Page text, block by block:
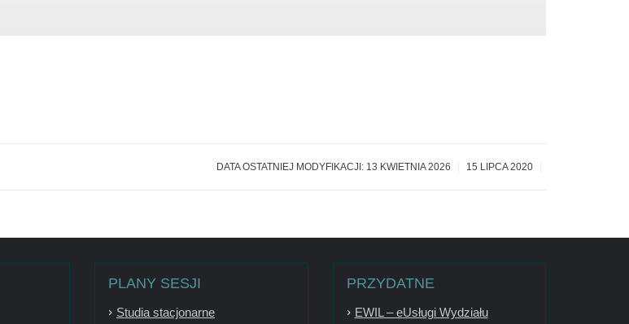
DATA OSTATNIEJ MODYFIKACJI: 13 KWIETNIA 2026 15 LIPCA 2020
PLANY SESJI
Studia stacjonarne
PRZYDATNE
EWIL – eUsługi Wydziału